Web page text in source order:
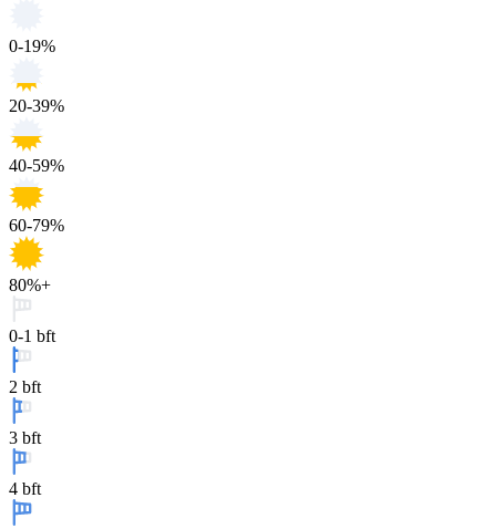
0-19%
20-39%
40-59%
60-79%
80%+
0-1 bft
2 bft
3 bft
4 bft